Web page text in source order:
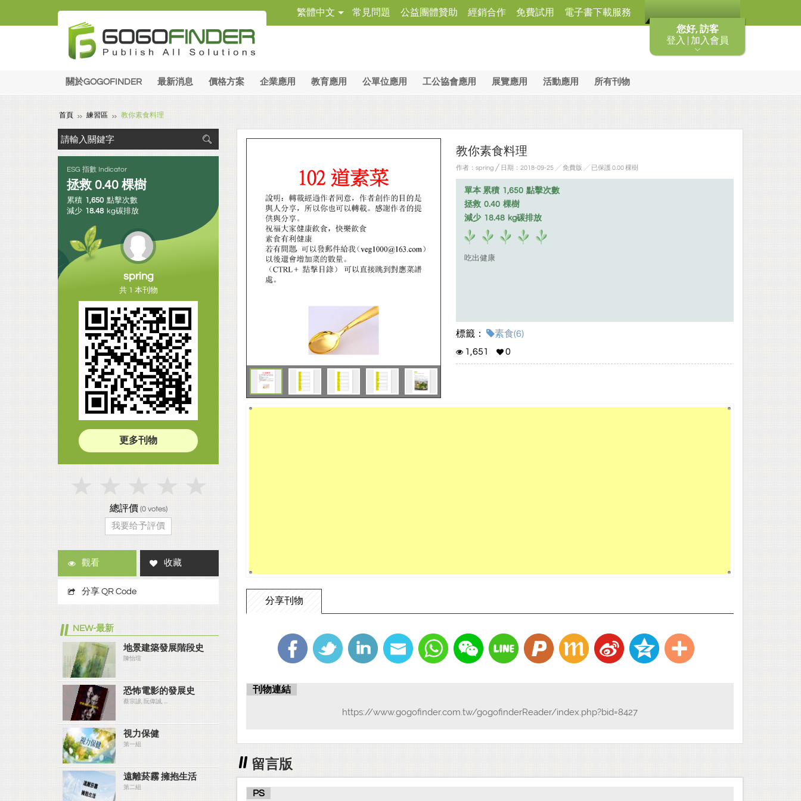
您好, 訪客
登入 | 加入會員
繁體中文 常見問題 公益團體贊助 經銷合作 免費試用 電子書下載服務
關於GOGOFINDER 最新消息 價格方案 企業應用 教育應用 公單位應用 工公協會應用 展覽應用 活動應用 所有刊物
首頁 練習區 教你素食料理
教你素食料理
作者：spring ╱ 日期：2018-09-25 ╱ 免費版 ╱ 已保護 0.00 棵樹
單本 累積 1,650 點擊次數
拯救 0.40 棵樹
減少 18.48 kg碳排放
吃出健康
標籤：
素食(6)
1,651
0
分享刊物
刊物連結
https://www.gogofinder.com.tw/gogofinderReader/index.php?bid=8427
留言版
PS
ESG 指數 Indicator
拯救 0.40 棵樹
累積 1,650 點擊次數
減少 18.48 kg碳排放
spring
共 1 本刊物
更多刊物
總評價 (0votes)
我要给予評價
觀看 收藏
分享 QR Code
NEW-最新
地景建築發展階段史
陳怡瑄
恐怖電影的發展史
蔡宗諺, 阮偉誠, ...
視力保健
第一組
遠離菸霧 擁抱生活
第二組